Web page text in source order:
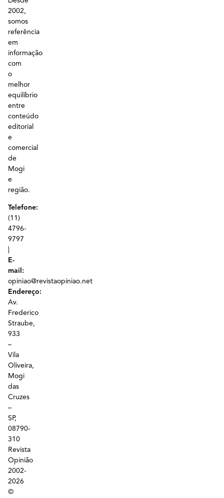
2002,
somos
referência
em
informação
com
o
melhor
equilíbrio
entre
conteúdo
editorial
e
comercial
de
Mogi
e
região.
Telefone:
(11)
4796-
9797
E-
mail:
opiniao@revistaopiniao.net
Endereço:
Av.
Frederico
Straube,
933
–
Vila
Oliveira,
Mogi
das
Cruzes
–
SP,
08790-
310
Revista
Opinião
2002-
2026
©